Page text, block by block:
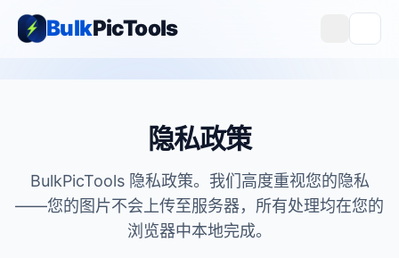
BulkPicTools
隐私政策
BulkPicTools 隐私政策。我们高度重视您的隐私
——您的图片不会上传至服务器，所有处理均在您的
浏览器中本地完成。